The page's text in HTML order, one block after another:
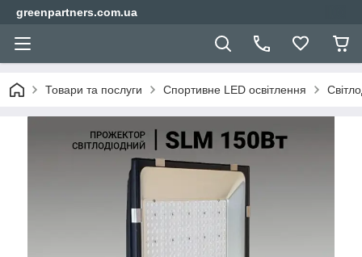
greenpartners.com.ua
Товари та послуги Спортивне LED освітлення